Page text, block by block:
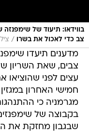
בווידאו: תיעוד של שימפנזה
צב כדי לאכול את בשרו
/
מדענים תיעדו
צבים, שאת השריון
עצים לפני
חמישי האחרון
מגרמניה כי
בקבוצה של
שבגבון מחזקת את